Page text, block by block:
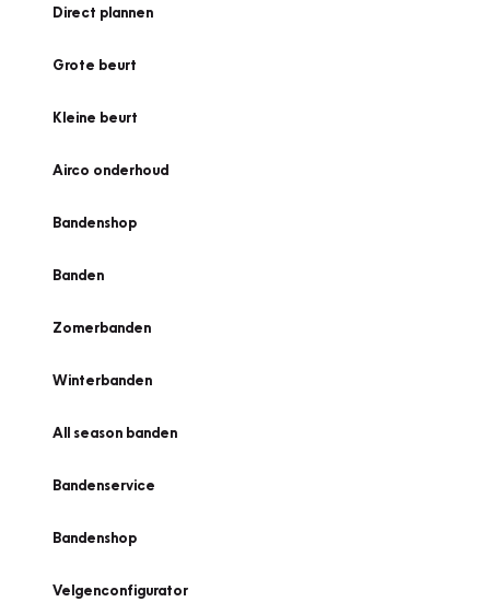
Direct plannen
Grote beurt
Kleine beurt
Airco onderhoud
Bandenshop
Banden
Zomerbanden
Winterbanden
All season banden
Bandenservice
Bandenshop
Velgenconfigurator